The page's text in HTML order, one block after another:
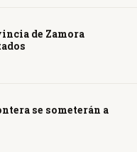
de Zamora
se someterán a